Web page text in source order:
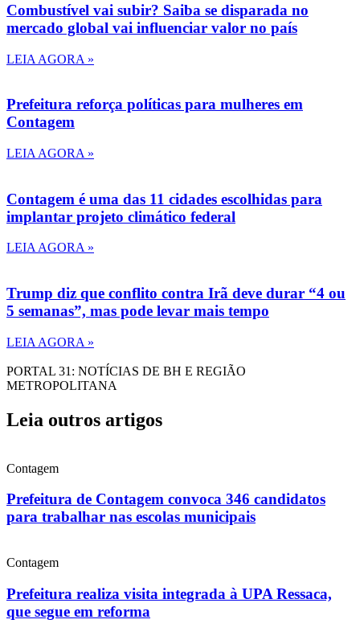
Combustível vai subir? Saiba se disparada no
mercado global vai influenciar valor no país
LEIA AGORA »
Prefeitura reforça políticas para mulheres em
Contagem
LEIA AGORA »
Contagem é uma das 11 cidades escolhidas para
implantar projeto climático federal
LEIA AGORA »
Trump diz que conflito contra Irã deve durar “4 ou
5 semanas”, mas pode levar mais tempo
LEIA AGORA »
PORTAL 31: NOTÍCIAS DE BH E REGIÃO
METROPOLITANA
Leia outros artigos
Contagem
Prefeitura de Contagem convoca 346 candidatos
para trabalhar nas escolas municipais
Contagem
Prefeitura realiza visita integrada à UPA Ressaca,
que segue em reforma